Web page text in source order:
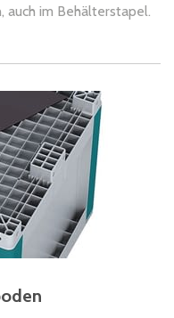
auch im Behälterstapel.